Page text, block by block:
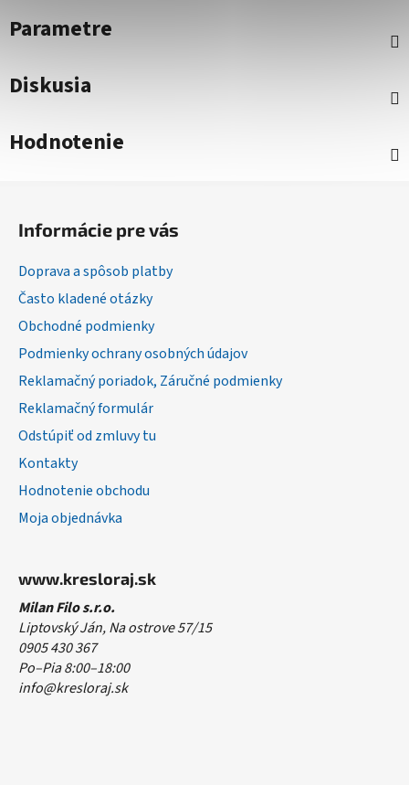
Parametre
Diskusia
Hodnotenie
Informácie pre vás
Doprava a spôsob platby
Často kladené otázky
Obchodné podmienky
Podmienky ochrany osobných údajov
Reklamačný poriadok, Záručné podmienky
Reklamačný formulár
Odstúpiť od zmluvy tu
Kontakty
Hodnotenie obchodu
Moja objednávka
www.kresloraj.sk
Milan Filo s.r.o.
Liptovský Ján, Na ostrove 57/15
0905 430 367
Po–Pia 8:00–18:00
info@kresloraj.sk